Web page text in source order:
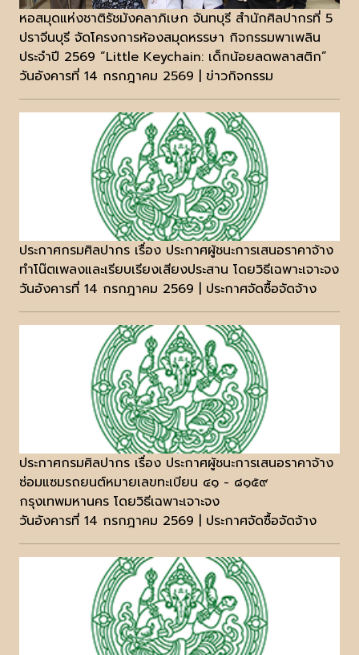
หอสมุดแห่งชาติรัชมังคลาภิเษก จันทบุรี สำนักศิลปากรที่ 5
ปราจีนบุรี จัดโครงการห้องสมุดหรรษา กิจกรรมพาเพลิน
ประจำปี 2569 “Little Keychain: เด็กน้อยลดพลาสติก”
วันอังคารที่ 14 กรกฎาคม 2569 | ข่าวกิจกรรม
ประกาศกรมศิลปากร เรื่อง ประกาศผู้ชนะการเสนอราคาจ้าง
ทำโน๊ตเพลงและเรียบเรียงเสียงประสาน โดยวิธีเฉพาะเจาะจง
วันอังคารที่ 14 กรกฎาคม 2569 | ประกาศจัดซื้อจัดจ้าง
ประกาศกรมศิลปากร เรื่อง ประกาศผู้ชนะการเสนอราคาจ้าง
ซ่อมแซมรถยนต์หมายเลขทะเบียน ๔๑ - ๘๑๕๙
กรุงเทพมหานคร โดยวิธีเฉพาะเจาะจง
วันอังคารที่ 14 กรกฎาคม 2569 | ประกาศจัดซื้อจัดจ้าง